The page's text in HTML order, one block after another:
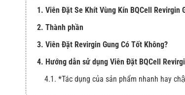
1. Viên Đặt Se Khít Vùng Kín BQCell
2. Thành phần
3. Viên Đặt Revirgin Gung Có Tốt Không?
4. Hướng dẫn sử dụng Viên Đặt BQCell
4.1. *Tác dụng của sản phẩm nhanh hay